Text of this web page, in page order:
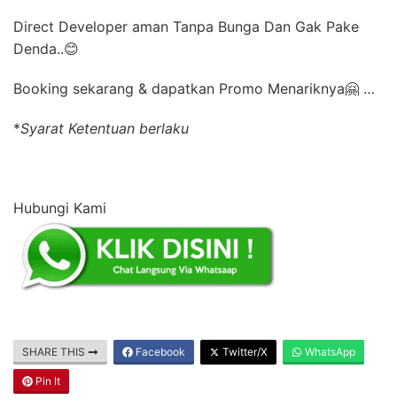
Direct Developer aman Tanpa Bunga Dan Gak Pake
Denda..😊
Booking sekarang & dapatkan Promo Menariknya🤗 …
*Syarat Ketentuan berlaku
Hubungi Kami
SHARE THIS Facebook Twitter/X WhatsApp
Pin It